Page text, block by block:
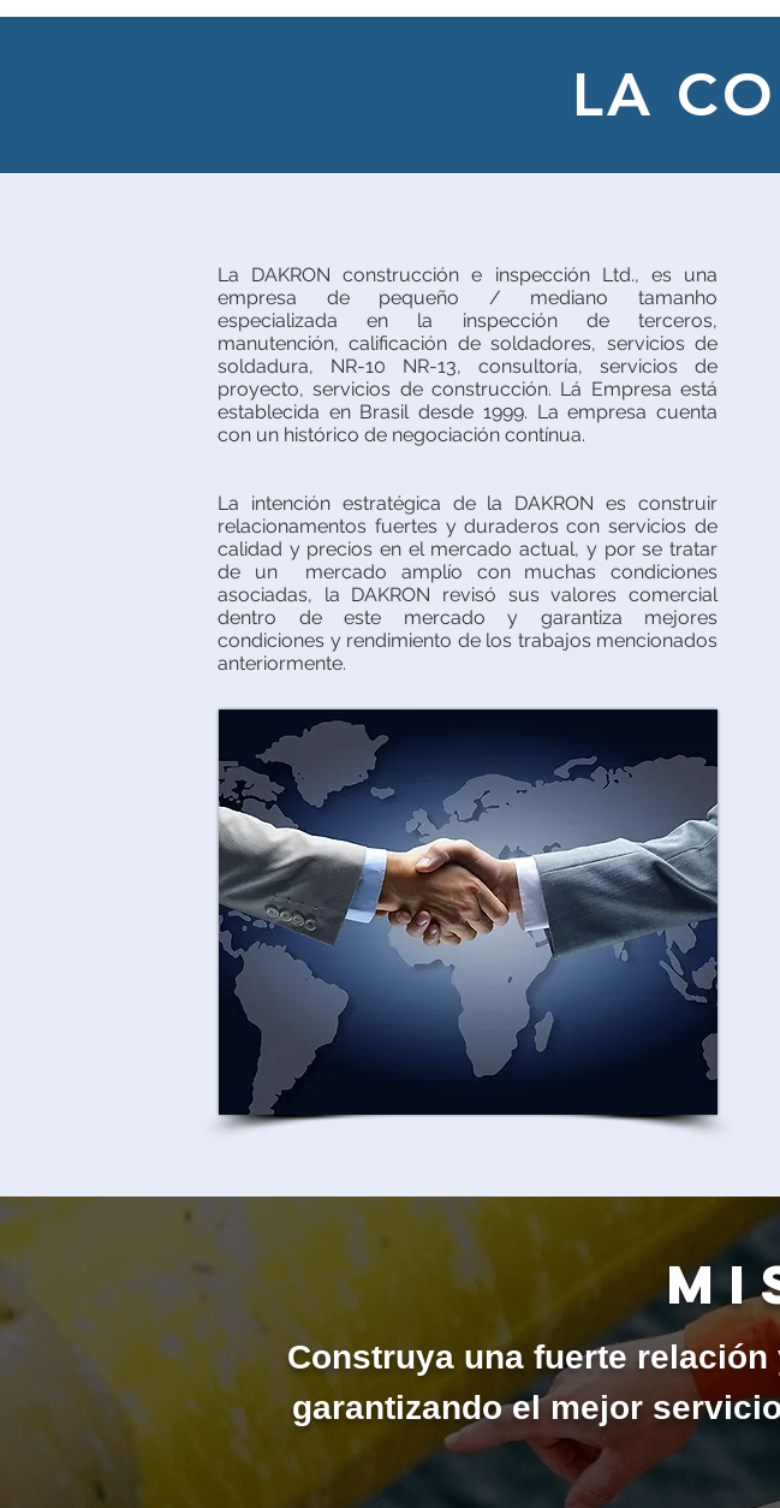
LA
La DAKRON construcción e inspección Ltd., es una
empresa de pequeño / mediano tamanho
especializada en la inspección de terceros,
manutención, calificación de soldadores, servicios de
soldadura, NR-10 NR-13, consultoría, servicios de
proyecto, servicios de construcción. Lá Empresa está
establecida en Brasil desde 1999. La empresa cuenta
con un histórico de negociación contínua.
La intención estratégica de la DAKRON es construir
relacionamentos fuertes y duraderos con servicios de
calidad y precios en el mercado actual, y por se tratar
de un mercado amplío con muchas condiciones
asociadas, la DAKRON revisó sus valores comercial
dentro de este mercado y garantiza mejores
condiciones y rendimiento de los trabajos mencionados
anteriormente.
Construya una fuerte
garantizando el mejor